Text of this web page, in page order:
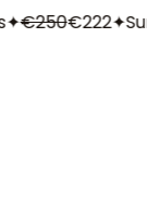
€250€222✦